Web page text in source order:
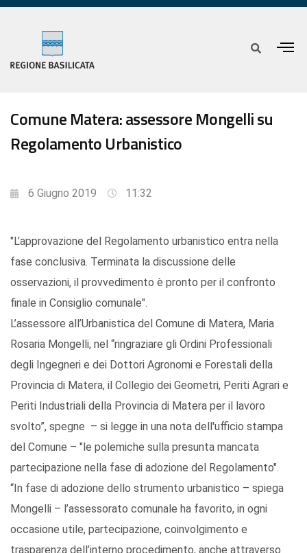
Comune Matera: assessore Mongelli su
Regolamento Urbanistico
6 Giugno 2019 11:32
"L’approvazione del Regolamento urbanistico entra nella
fase conclusiva. Terminata la discussione delle
osservazioni, il provvedimento è pronto per il confronto
finale in Consiglio comunale".
L’assessore all’Urbanistica del Comune di Matera, Maria
Rosaria Mongelli, nel “ringraziare gli Ordini Professionali
degli Ingegneri e dei Dottori Agronomi e Forestali della
Provincia di Matera, il Collegio dei Geometri, Periti Agrari e
Periti Industriali della Provincia di Matera per il lavoro
svolto”, spegne – si legge in una nota dell'ufficio stampa
del Comune – "le polemiche sulla presunta mancata
partecipazione nella fase di adozione del Regolamento".
“In fase di adozione dello strumento urbanistico – spiega
Mongelli – l’assessorato comunale ha favorito, in ogni
occasione utile, partecipazione, coinvolgimento e
trasparenza dell’interno procedimento, anche attraverso